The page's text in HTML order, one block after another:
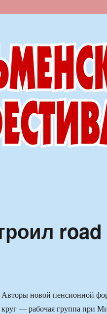
Авторы новой пенсионной
круг — рабочая группа при